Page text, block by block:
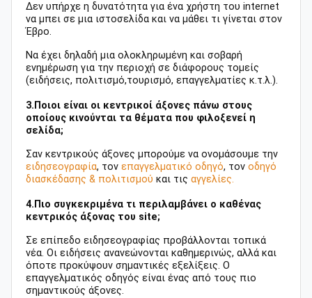
Δεν υπήρχε η δυνατότητα για ένα χρήστη του internet
να μπει σε μια ιστοσελίδα και να μάθει τι γίνεται στον
Έβρο.
Να έχει δηλαδή μια ολοκληρωμένη και σοβαρή
ενημέρωση για την περιοχή σε διάφορους τομείς
(ειδήσεις, πολιτισμό,τουρισμό, επαγγελματίες κ.τ.λ.).
3.Ποιοι είναι οι κεντρικοί άξονες πάνω στους
οποίους κινούνται τα θέματα που φιλοξενεί η
σελίδα;
Σαν κεντρικούς άξονες μπορούμε να ονομάσουμε την
ειδησεογραφία, τον επαγγελματικό οδηγό, τον οδηγό
διασκέδασης & πολιτισμού και τις αγγελίες.
4.Πιο συγκεκριμένα τι περιλαμβάνει ο καθένας
κεντρικός άξονας του site;
Σε επίπεδο ειδησεογραφίας προβάλλονται τοπικά
νέα. Οι ειδήσεις ανανεώνονται καθημερινώς, αλλά και
όποτε προκύψουν σημαντικές εξελίξεις. Ο
επαγγελματικός οδηγός είναι ένας από τους πιο
σημαντικούς άξονες.